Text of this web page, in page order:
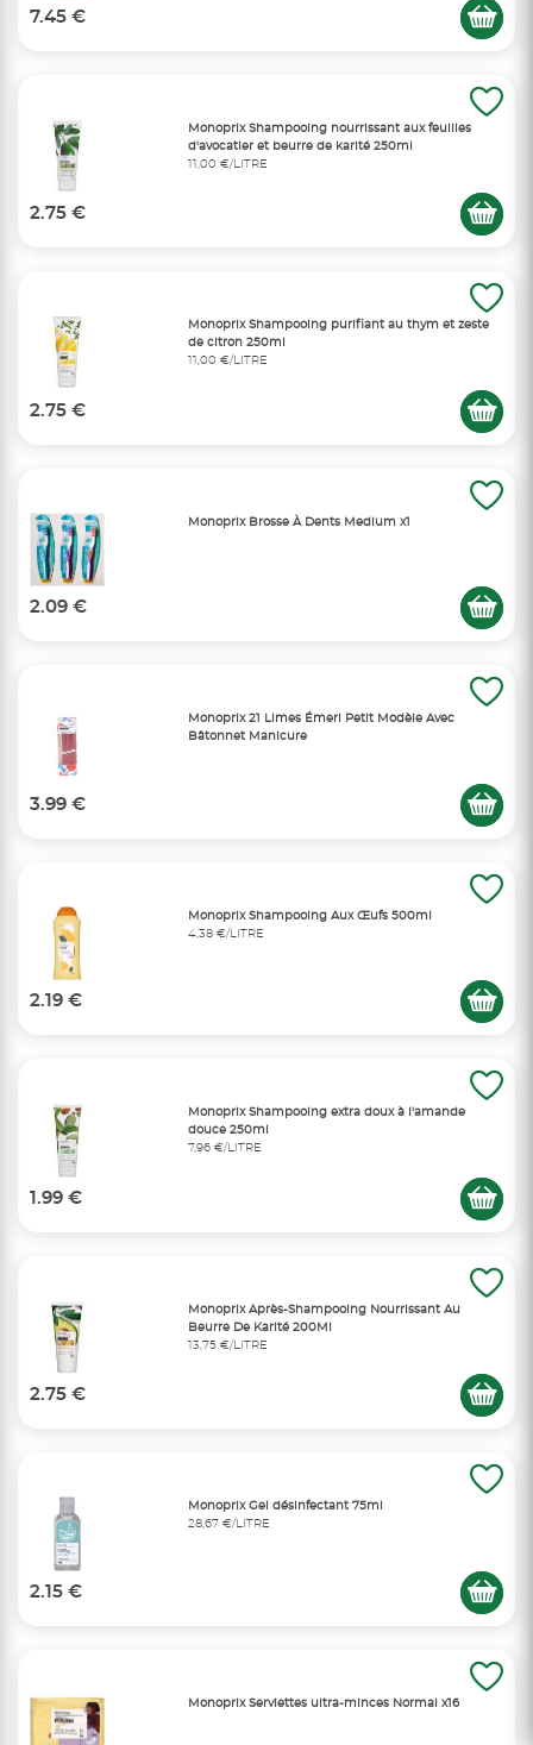
7.45 €
Monoprix Shampooing nourrissant aux feuilles
d'avocatier et beurre de karité 250ml
11,00 €/LITRE
2.75 €
Monoprix Shampooing purifiant au thym et zeste
de citron 250ml
11,00 €/LITRE
2.75 €
Monoprix Brosse À Dents Medium x1
2.09 €
Monoprix 21 Limes Émeri Petit Modèle Avec
Bâtonnet Manicure
3.99 €
Monoprix Shampooing Aux Œufs 500ml
4,38 €/LITRE
2.19 €
Monoprix Shampooing extra doux à l'amande
douce 250ml
7,96 €/LITRE
1.99 €
Monoprix Après-Shampooing Nourrissant Au
Beurre De Karité 200Ml
13,75 €/LITRE
2.75 €
Monoprix Gel désinfectant 75ml
28,67 €/LITRE
2.15 €
Monoprix Serviettes ultra-minces Normal x16